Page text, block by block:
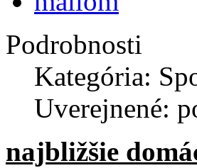
Podrobnosti
Kategória:
Uverejnené:
najbližšie